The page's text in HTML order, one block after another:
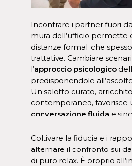
Incontrare i partner fuori
mura dell’ufficio permette
distanze formali che
trattative. Cambiare
l’approccio psicologico
predisponendole
Un salotto curato,
contemporaneo, favorisce
conversazione fluida e
Coltivare la fiducia e i
alternare il confronto sui
di puro relax. È proprio